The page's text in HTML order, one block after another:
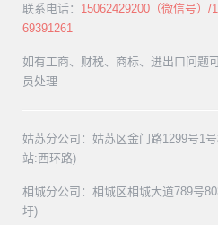
联系电话： 15062429200（微信号）/
69391261
如有工商、财税、商标、进出口问题
员处理
姑苏分公司：姑苏区金门路1299号1
站:西环路)
相城分公司：相城区相城大道789号
圩)